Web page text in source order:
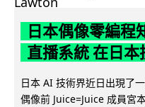
日本偶像零編程
直播系統 在日
日本 AI 技術界近日出現了
偶像前 Juice=Juice 成員宮